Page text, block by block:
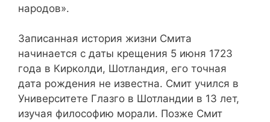
народов».
Записанная история жизни Смита
начинается с даты крещения 5 июня 1723
года в Кирколди, Шотландия, его точная
дата рождения не известна. Смит учился в
Университете Глазго в Шотландии в 13 лет,
изучая философию морали. Позже Смит